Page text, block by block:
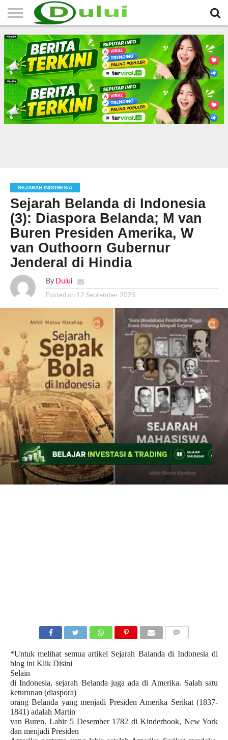
HOME
TERBARU
BERITA
SEJARAH
KOMUNITAS
IKLAN
GRATIS
RELIGI
LAINNYA
MITRA
SEJARAH INDONESIA
Sejarah Belanda di Indonesia
(3): Diaspora Belanda; M van
Buren Presiden Amerika, W
van Outhoorn Gubernur
Jenderal di Hindia
By Dului
Posted on 12 September 2025
*Untuk melihat semua artikel Sejarah Balanda di Indonesia di
blog ini Klik Disini
Selain
di Indonesia, sejarah Belanda juga ada di Amerika. Salah satu
keturunan (diaspora)
orang Belanda yang menjadi Presiden Amerika Serikat (1837-
1841) adalah Martin
van Buren. Lahir 5 Desember 1782 di Kinderhook, New York
dan menjadi Presiden